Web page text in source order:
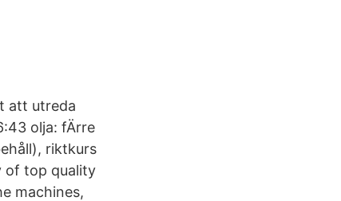
att utreda
olja: fÄrre
riktkurs
of top quality
machines,